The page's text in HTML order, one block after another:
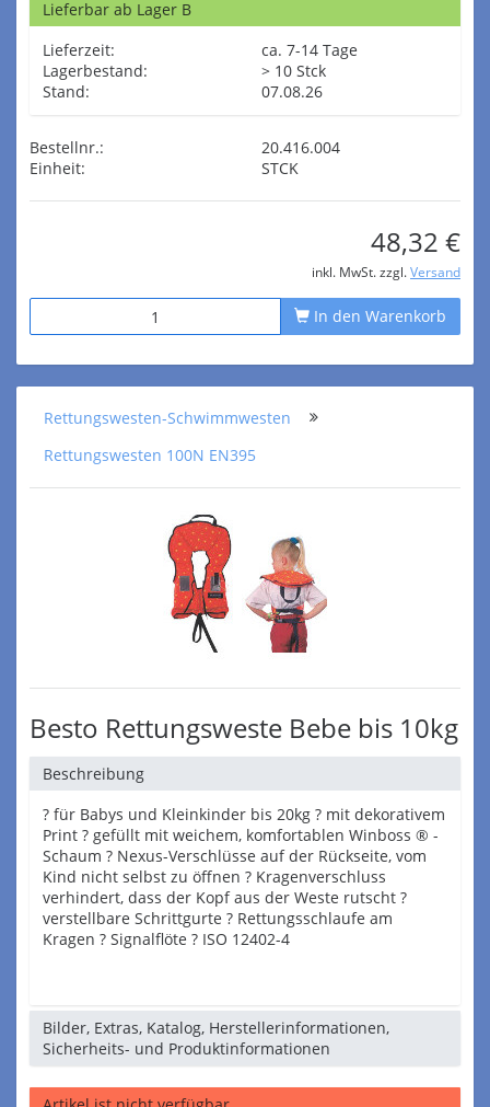
Lieferbar ab Lager B
Lieferzeit:
ca. 7-14 Tage
Lagerbestand:
> 10 Stck
Stand:
07.08.26
Bestellnr.:
20.416.004
Einheit:
STCK
48,32 €
inkl. MwSt. zzgl. Versand
In den Warenkorb
Rettungswesten-Schwimmwesten
Rettungswesten 100N EN395
Besto Rettungsweste Bebe bis 10kg
Beschreibung
? für Babys und Kleinkinder bis 20kg ? mit dekorativem
Print ? gefüllt mit weichem, komfortablen Winboss ® -
Schaum ? Nexus-Verschlüsse auf der Rückseite, vom
Kind nicht selbst zu öffnen ? Kragenverschluss
verhindert, dass der Kopf aus der Weste rutscht ?
verstellbare Schrittgurte ? Rettungsschlaufe am
Kragen ? Signalflöte ? ISO 12402-4
Bilder, Extras, Katalog, Herstellerinformationen,
Sicherheits- und Produktinformationen